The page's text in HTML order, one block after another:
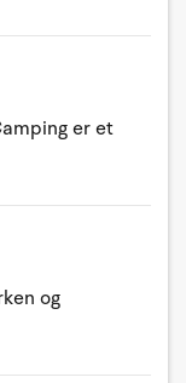
er et
og